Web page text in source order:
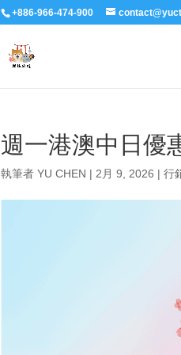
+886-966-474-900
週一港澳中日優
執筆者YU CHEN | 2月 9, 2026 |行